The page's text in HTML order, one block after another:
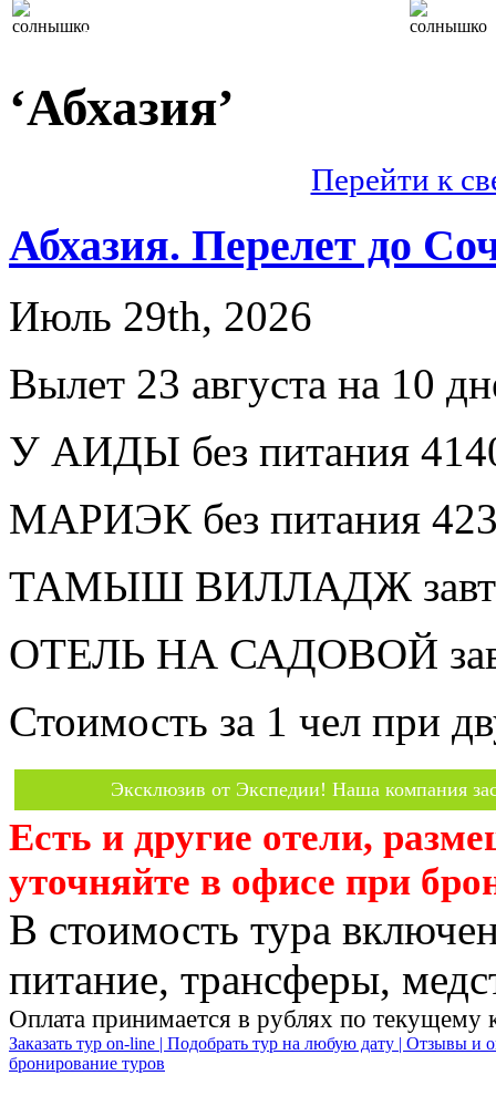
туры
‘Абхазия’
Перейти к
Абхазия. Перелет до
Июль 29th, 2026
Вылет 23 августа на 10
У АИДЫ без питания
МАРИЭК без питания
ТАМЫШ ВИЛЛАДЖ
ОТЕЛЬ НА САДОВОЙ
Стоимость за 1 чел при
Эксклюзив от Экспедии! Наша компания
Есть и другие отели,
уточняйте в офисе при
В стоимость тура
питание, трансферы,
Оплата принимается в рублях по текущему
Заказать тур on-line | Подобрать тур на любую дату | Отзывы и
бронирование туров